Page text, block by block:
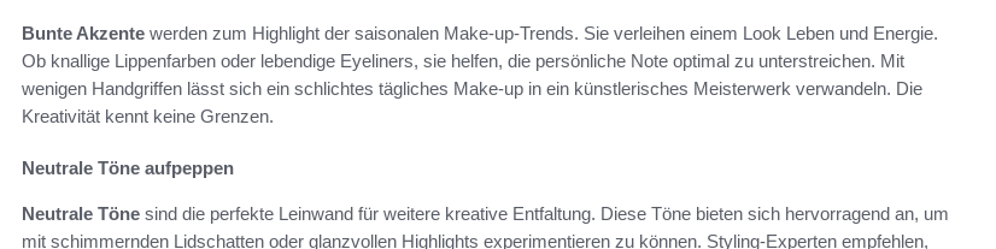
Bunte Akzente werden zum Highlight der saisonalen Make-up-Trends. Sie verleihen einem Look Leben und Energie.
Ob knallige Lippenfarben oder lebendige Eyeliners, sie helfen, die persönliche Note optimal zu unterstreichen. Mit
wenigen Handgriffen lässt sich ein schlichtes tägliches Make-up in ein künstlerisches Meisterwerk verwandeln. Die
Kreativität kennt keine Grenzen.
Neutrale Töne aufpeppen
Neutrale Töne sind die perfekte Leinwand für weitere kreative Entfaltung. Diese Töne bieten sich hervorragend an, um
mit schimmernden Lidschatten oder glanzvollen Highlights experimentieren zu können. Styling-Experten empfehlen,